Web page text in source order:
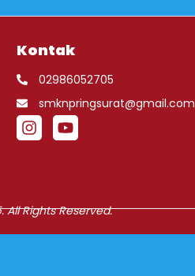
Kontak
02986052705
smknpringsurat@gmail.com
Rights Reserved.